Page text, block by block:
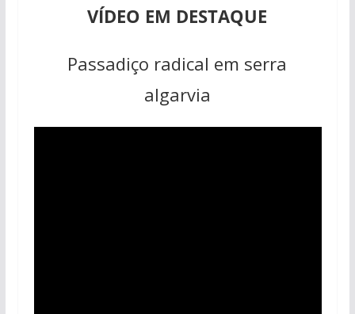
VÍDEO EM DESTAQUE
Passadiço radical em serra
algarvia